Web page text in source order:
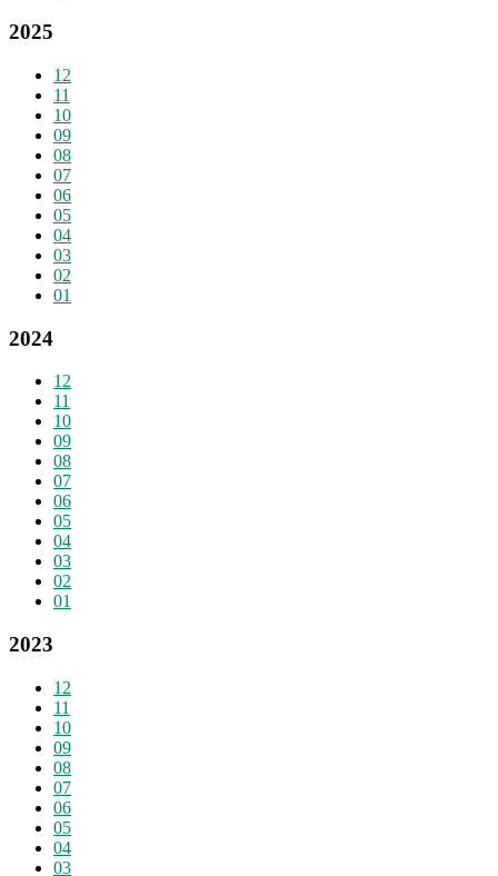
2025
12
11
10
09
08
07
06
05
04
03
02
01
2024
12
11
10
09
08
07
06
05
04
03
02
01
2023
12
11
10
09
08
07
06
05
04
03